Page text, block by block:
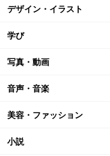
デザイン・イラスト
学び
写真・動画
音声・音楽
美容・ファッション
小説